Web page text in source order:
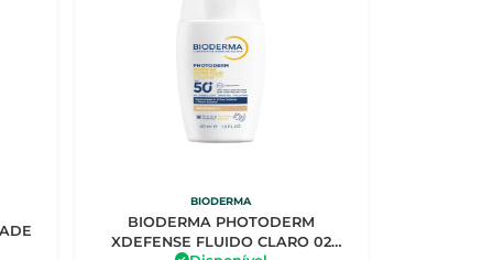
BIODERMA
BIODERMA PHOTODERM
XDEFENSE FLUIDO CLARO 02